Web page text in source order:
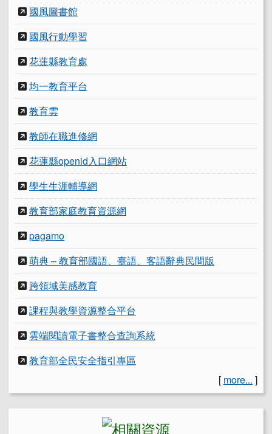
國風圖書館
國風行動學習
花蓮縣教育處
均一教育平台
教育雲
教師在職進修網
花蓮縣openid入口網站
學生生涯輔導網
教育部家庭教育資源網
pagamo
萌典 – 教育部國語、臺語、客語辭典民間版
跨領域美感教育
課程與教學資源整合平台
雲端閱讀電子書整合查詢系統
教育部全民安全指引專區
[ more... ]